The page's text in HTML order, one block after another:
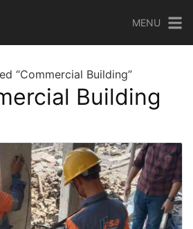
MENU
“Commercial Building”
Building